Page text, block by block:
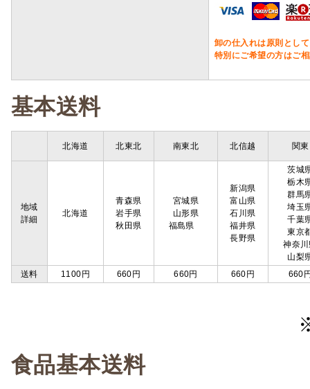
卸の仕入れは原則とし
特別にご希望の方はご
基本送料
北海道 北東北 南東北 北信越 関東
地域
詳細
北海道
青森県
岩手県
秋田県
宮城県
山形県
福島県
新潟県
富山県
石川県
福井県
長野県
茨城
栃木
群馬
埼玉
千葉
東京
神奈
山梨
送料
1100円 660円 660円 660円 660
食品基本送料